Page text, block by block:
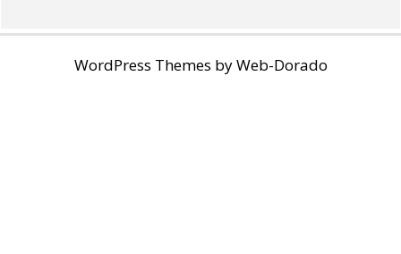
WordPress Themes byWeb-Dorado